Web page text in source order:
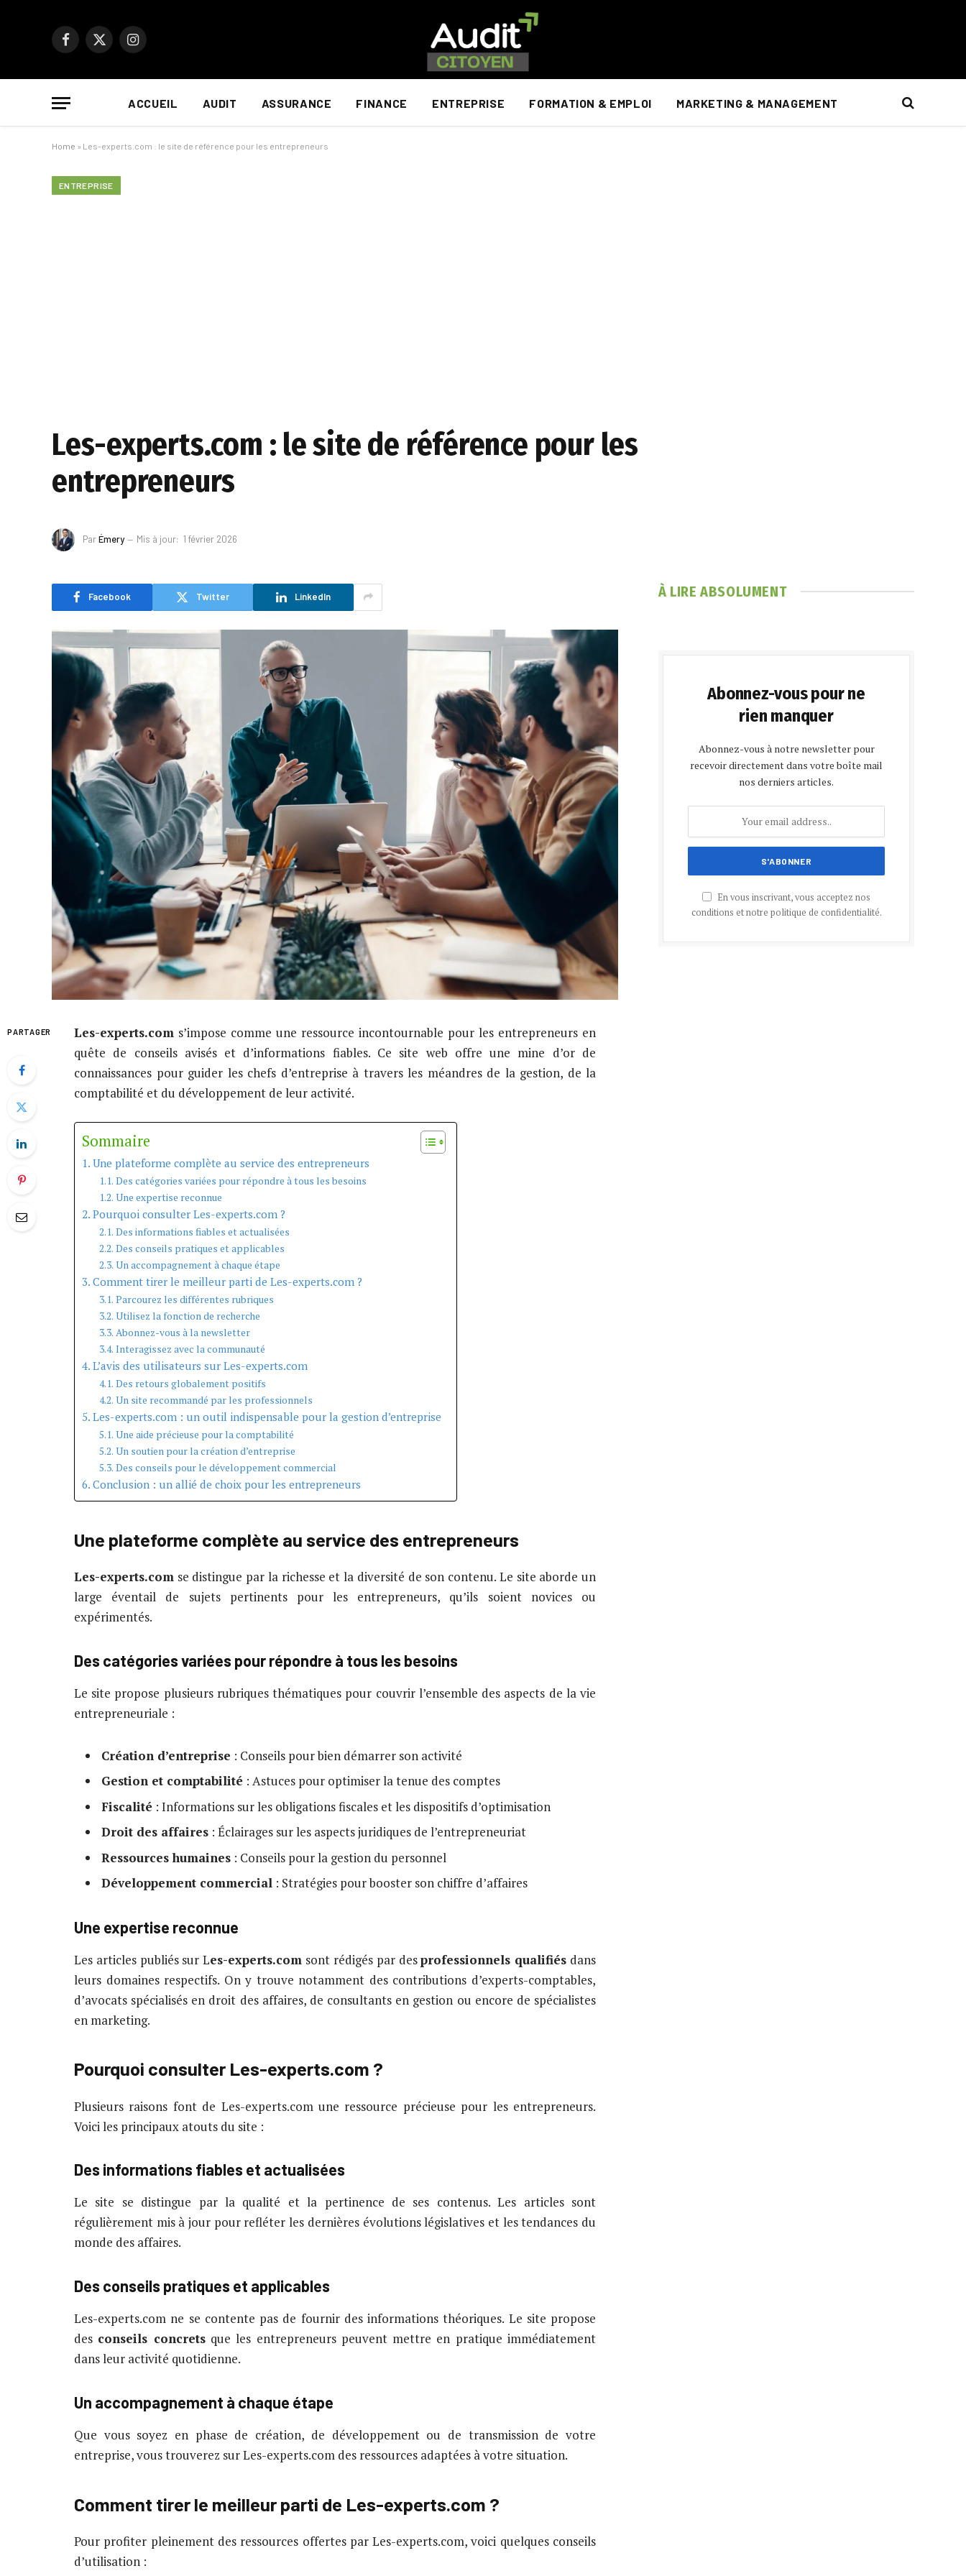
Facebook
X
Instagram
ACCUEIL AUDIT ASSURANCE FINANCE ENTREPRISE FORMATION & EMPLOI MARKETING & MANAGEMENT
Home » Les-experts.com : le site de référence pour les entrepreneurs
ENTREPRISE
Les-experts.com : le site de référence pour les
entrepreneurs
ParÉmery Mis à jour: 1 février 2026
Facebook Twitter LinkedIn
PARTAGER Les-experts.com s’impose comme une ressource incontournable pour les entrepreneurs en
quête de conseils avisés et d’informations fiables. Ce site web offre une mine d’or de
connaissances pour guider les chefs d’entreprise à travers les méandres de la gestion, de la
comptabilité et du développement de leur activité.
Sommaire
Une plateforme complète au service des entrepreneurs
Des catégories variées pour répondre à tous les besoins
Une expertise reconnue
Pourquoi consulter Les-experts.com ?
Des informations fiables et actualisées
Des conseils pratiques et applicables
Un accompagnement à chaque étape
Comment tirer le meilleur parti de Les-experts.com ?
Parcourez les différentes rubriques
Utilisez la fonction de recherche
Abonnez-vous à la newsletter
Interagissez avec la communauté
L’avis des utilisateurs sur Les-experts.com
Des retours globalement positifs
Un site recommandé par les professionnels
Les-experts.com : un outil indispensable pour la gestion d’entreprise
Une aide précieuse pour la comptabilité
Un soutien pour la création d’entreprise
Des conseils pour le développement commercial
Conclusion : un allié de choix pour les entrepreneurs
Une plateforme complète au service des entrepreneurs
Les-experts.com se distingue par la richesse et la diversité de son contenu. Le site aborde un
large éventail de sujets pertinents pour les entrepreneurs, qu’ils soient novices ou
expérimentés.
Des catégories variées pour répondre à tous les besoins
Le site propose plusieurs rubriques thématiques pour couvrir l’ensemble des aspects de la vie
entrepreneuriale :
Création d’entreprise : Conseils pour bien démarrer son activité
Gestion et comptabilité : Astuces pour optimiser la tenue des comptes
Fiscalité : Informations sur les obligations fiscales et les dispositifs d’optimisation
Droit des affaires : Éclairages sur les aspects juridiques de l’entrepreneuriat
Ressources humaines : Conseils pour la gestion du personnel
Développement commercial : Stratégies pour booster son chiffre d’affaires
Une expertise reconnue
Les articles publiés sur Les-experts.com sont rédigés par desprofessionnels qualifiés dans
leurs domaines respectifs. On y trouve notamment des contributions d’experts-comptables,
d’avocats spécialisés en droit des affaires, de consultants en gestion ou encore de spécialistes
en marketing.
Pourquoi consulter Les-experts.com ?
Plusieurs raisons font de Les-experts.com une ressource précieuse pour les entrepreneurs.
Voici les principaux atouts du site :
Des informations fiables et actualisées
Le site se distingue par la qualité et la pertinence de ses contenus. Les articles sont
régulièrement mis à jour pour refléter les dernières évolutions législatives et les tendances du
monde des affaires.
Des conseils pratiques et applicables
Les-experts.com ne se contente pas de fournir des informations théoriques. Le site propose
des conseils concretsque les entrepreneurs peuvent mettre en pratique immédiatement
dans leur activité quotidienne.
Un accompagnement à chaque étape
Que vous soyez en phase de création, de développement ou de transmission de votre
entreprise, vous trouverez sur Les-experts.com des ressources adaptées à votre situation.
Comment tirer le meilleur parti de Les-experts.com ?
Pour profiter pleinement des ressources offertes par Les-experts.com, voici quelques conseils
d’utilisation :
À LIRE ABSOLUMENT
Abonnez-vous pour ne
rien manquer
Abonnez-vous à notre newsletter pour
recevoir directement dans votre boîte mail
nos derniers articles.
En vous inscrivant, vous acceptez nos
conditions et notre politique de confidentialité.